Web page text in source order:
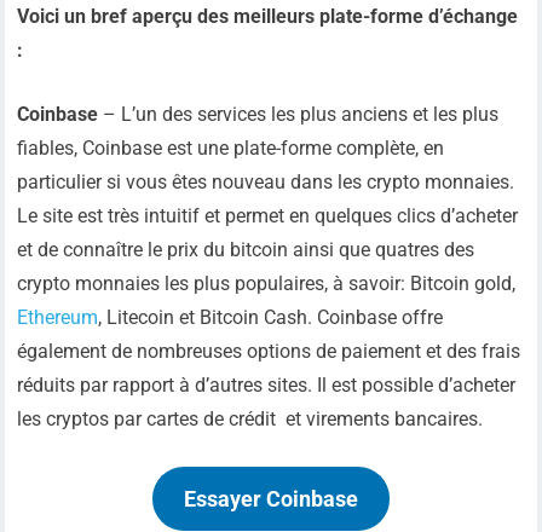
Voici un bref aperçu des meilleurs plate-forme d’échange
:
Coinbase – L’un des services les plus anciens et les plus
fiables, Coinbase est une plate-forme complète, en
particulier si vous êtes nouveau dans les crypto monnaies.
Le site est très intuitif et permet en quelques clics d’acheter
et de connaître le prix du bitcoin ainsi que quatres des
crypto monnaies les plus populaires, à savoir: Bitcoin gold,
Ethereum, Litecoin et Bitcoin Cash. Coinbase offre
également de nombreuses options de paiement et des frais
réduits par rapport à d’autres sites. Il est possible d’acheter
les cryptos par cartes de crédit et virements bancaires.
Essayer Coinbase